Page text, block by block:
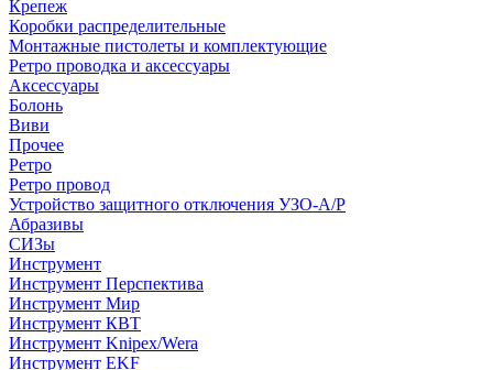
Крепеж
Коробки распределительные
Монтажные пистолеты и комплектующие
Ретро проводка и аксессуары
Аксессуары
Болонь
Виви
Прочее
Ретро
Ретро провод
Устройство защитного отключения УЗО-А/Р
Абразивы
СИЗы
Инструмент
Инструмент Перспектива
Инструмент Мир
Инструмент КВТ
Инструмент Knipex/Wera
Инструмент EKF